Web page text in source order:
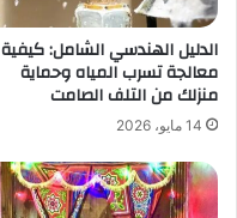
الدليل الهندسي الشامل: كيفية
معالجة تسرب المياه وحماية
منزلك من التلف الصامت
14 مايو، 2026